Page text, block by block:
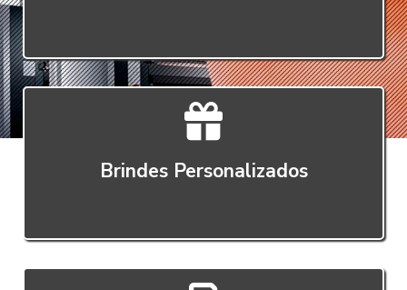
Brindes Personalizados